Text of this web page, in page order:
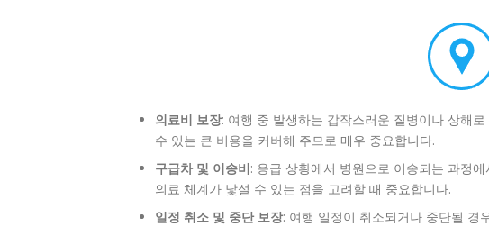
의료비 보장: 여행 중 발생하는 갑작스러운 질병이나 상해
수 있는 큰 비용을 커버해 주므로 매우 중요합니다.
구급차 및 이송비: 응급 상황에서 병원으로 이송되는 과정
의료 체계가 낯설 수 있는 점을 고려할 때 중요합니다.
일정 취소 및 중단 보장: 여행 일정이 취소되거나 중단될 경